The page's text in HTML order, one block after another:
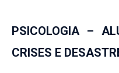
PSICOLOGIA –
CRISES E